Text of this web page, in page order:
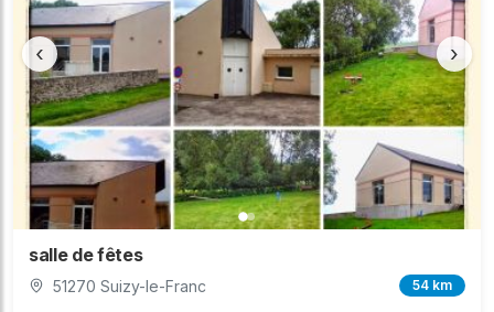
‹ ›
salle de fêtes
51270 Suizy-le-Franc 54 km